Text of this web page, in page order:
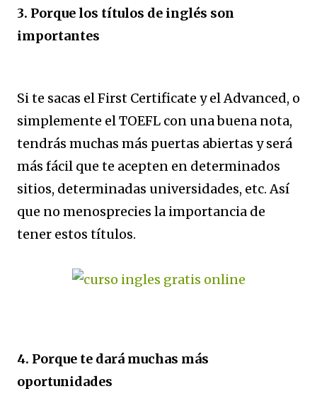
3. Porque los títulos de inglés son
importantes
Si te sacas el First Certificate y el Advanced, o
simplemente el TOEFL con una buena nota,
tendrás muchas más puertas abiertas y será
más fácil que te acepten en determinados
sitios, determinadas universidades, etc. Así
que no menosprecies la importancia de
tener estos títulos.
4. Porque te dará muchas más
oportunidades